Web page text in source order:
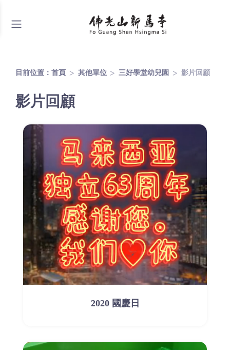
目前位置： 首頁 其他單位 三好學堂幼兒園 影片回顧
影片回顧
2020 國慶日